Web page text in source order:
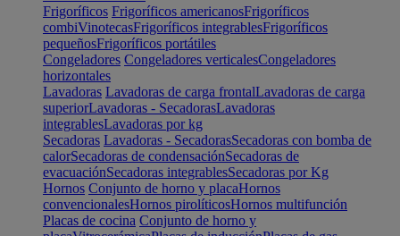
Frigoríficos Frigoríficos americanosFrigoríficos
combiVinotecasFrigoríficos integrablesFrigoríficos
pequeñosFrigoríficos portátiles
Congeladores Congeladores verticalesCongeladores
horizontales
Lavadoras Lavadoras de carga frontalLavadoras de carga
superiorLavadoras - SecadorasLavadoras
integrablesLavadoras por kg
Secadoras Lavadoras - SecadorasSecadoras con bomba de
calorSecadoras de condensaciónSecadoras de
evacuaciónSecadoras integrablesSecadoras por Kg
Hornos Conjunto de horno y placaHornos
convencionalesHornos pirolíticosHornos multifunción
Placas de cocina Conjunto de horno y